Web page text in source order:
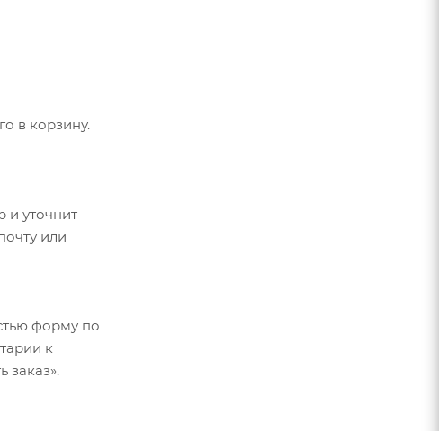
в корзину.
и уточнит
или
форму по
к
заказ».